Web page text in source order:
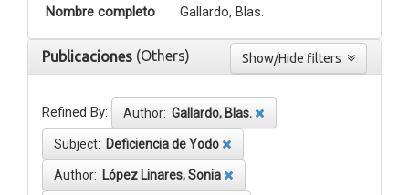
Nombre completo Gallardo, Blas.
Publicaciones (Others)
Refined By: Author: Gallardo, Blas.
Subject: Deficiencia de Yodo
Author: López Linares, Sonia